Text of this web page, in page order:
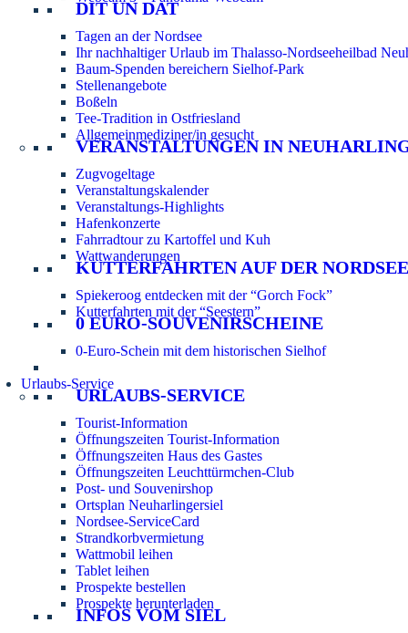
DIT UN DAT
Tagen an der Nordsee
Ihr nachhaltiger Urlaub im Thalasso-Nordseeheilbad
Baum-Spenden bereichern Sielhof-Park
Stellenangebote
Boßeln
Tee-Tradition in Ostfriesland
Allgemeinmediziner/in gesucht
VERANSTALTUNGEN IN
Zugvogeltage
Veranstaltungskalender
Veranstaltungs-Highlights
Hafenkonzerte
Fahrradtour zu Kartoffel und Kuh
Wattwanderungen
KUTTERFAHRTEN AUF DER NORDSEE
Spiekeroog entdecken mit der “Gorch Fock”
Kutterfahrten mit der “Seestern”
0 EURO-SOUVENIRSCHEINE
0-Euro-Schein mit dem historischen Sielhof
Urlaubs-Service
URLAUBS-SERVICE
Tourist-Information
Öffnungszeiten Tourist-Information
Öffnungszeiten Haus des Gastes
Öffnungszeiten Leuchttürmchen-Club
Post- und Souvenirshop
Ortsplan Neuharlingersiel
Nordsee-ServiceCard
Strandkorbvermietung
Wattmobil leihen
Tablet leihen
Prospekte bestellen
Prospekte herunterladen
INFOS VOM SIEL